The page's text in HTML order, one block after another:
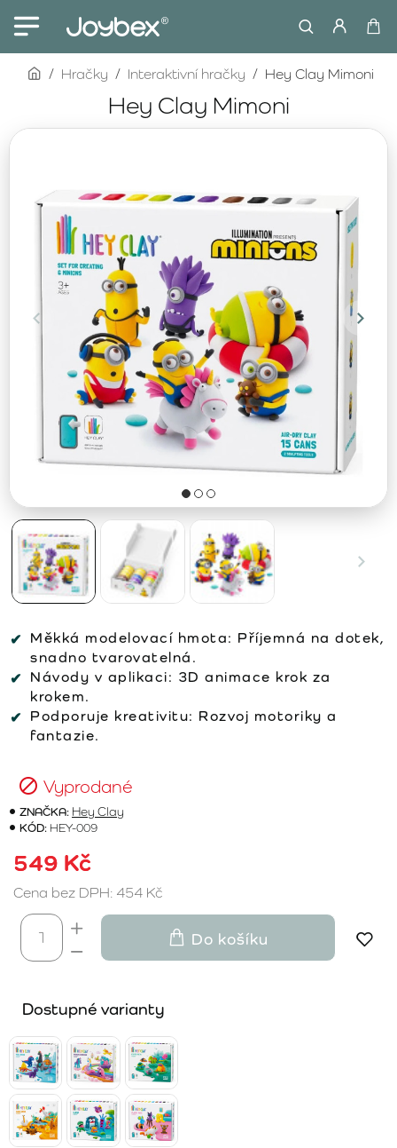
Hey Clay Mimoni
homeHračky Interaktivní hračky Hey Clay Mimoni
Měkká modelovací hmota: Příjemná na dotek,
snadno tvarovatelná.
Návody v aplikaci: 3D animace krok za
krokem.
Podporuje kreativitu: Rozvoj motoriky a
fantazie.
Vyprodané
ZNAČKA: Hey Clay
KÓD: HEY-009
549 Kč
Cena bez DPH: 454 Kč
Do košíku
Dostupné varianty